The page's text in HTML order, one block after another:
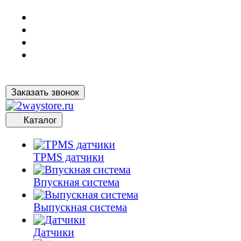
Заказать звонок
Каталог
TPMS датчики
Впускная система
Выпускная система
Датчики